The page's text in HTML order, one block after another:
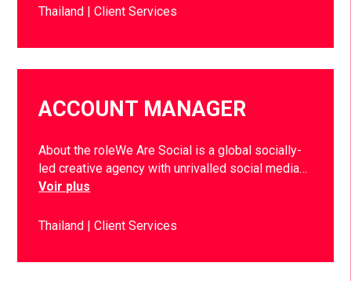
Thailand Client Services
ACCOUNT MANAGER
About the roleWe Are Social is a global socially-
led creative agency with unrivalled social media…
Voir plus
Thailand Client Services